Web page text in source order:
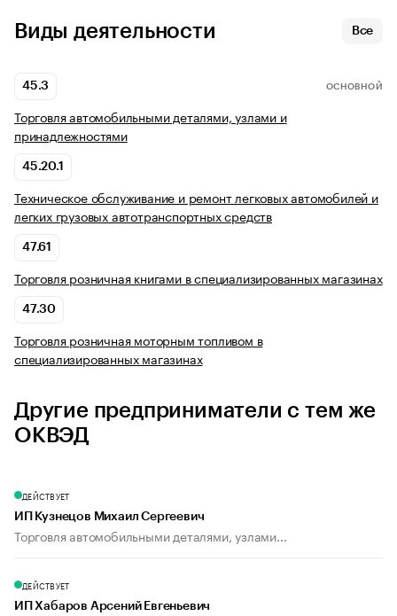
Виды деятельности Все
45.3 ОСНОВНОЙ
Торговля автомобильными деталями, узлами и
принадлежностями
45.20.1
Техническое обслуживание и ремонт легковых автомобилей и
легких грузовых автотранспортных средств
47.61
Торговля розничная книгами в специализированных магазинах
47.30
Торговля розничная моторным топливом в
специализированных магазинах
Другие предприниматели с тем же
ОКВЭД
ДЕЙСТВУЕТ
ИП Кузнецов Михаил Сергеевич
Торговля автомобильными деталями, узлами...
ДЕЙСТВУЕТ
ИП Хабаров Арсений Евгеньевич